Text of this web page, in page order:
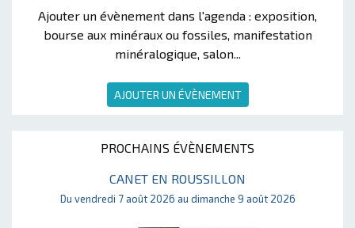
Ajouter un évènement dans l'agenda : exposition,
bourse aux minéraux ou fossiles, manifestation
minéralogique, salon...
AJOUTER UN ÉVÈNEMENT
PROCHAINS ÉVÈNEMENTS
CANET EN ROUSSILLON
Du vendredi 7 août 2026 au dimanche 9 août 2026